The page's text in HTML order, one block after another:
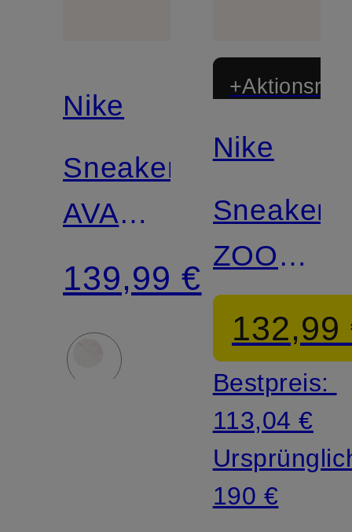
Nike
Sneaker
AVA
ROVER
139,99 €
Nike
Sneaker
ZOOM
VOMERO
ROAM
132,99
Bestpreis:
113,04 €
190 €